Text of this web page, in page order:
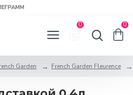
0 0
Garden French Garden Fleurence